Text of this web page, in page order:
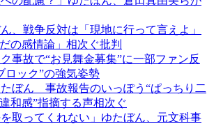
、戦争反対は「現地に行って言えよ」
の感情論」相次ぐ批判
事故で“お見舞金募集”に一部ファン反
ロック”の強気姿勢
たぼん 事故報告のいっぽう“ぱっちり二
和感”指摘する声相次ぐ
を取ってくれない」ゆたぼん、元文科事